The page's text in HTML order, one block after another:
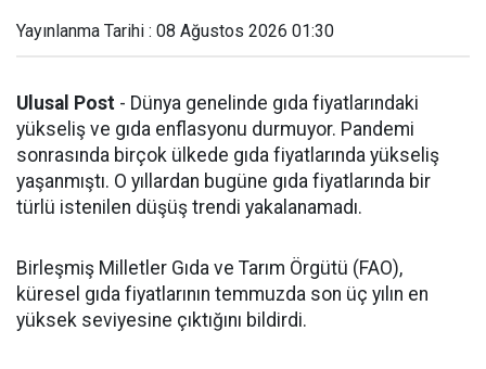
Yayınlanma Tarihi : 08 Ağustos 2026 01:30
Ulusal Post - Dünya genelinde gıda fiyatlarındaki
yükseliş ve gıda enflasyonu durmuyor. Pandemi
sonrasında birçok ülkede gıda fiyatlarında yükseliş
yaşanmıştı. O yıllardan bugüne gıda fiyatlarında bir
türlü istenilen düşüş trendi yakalanamadı.
Birleşmiş Milletler Gıda ve Tarım Örgütü (FAO),
küresel gıda fiyatlarının temmuzda son üç yılın en
yüksek seviyesine çıktığını bildirdi.